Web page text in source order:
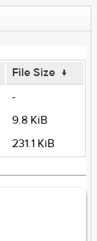
File Size ↓
-
9.8 KiB
231.1 KiB